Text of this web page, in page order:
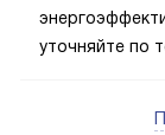
уточняйте по